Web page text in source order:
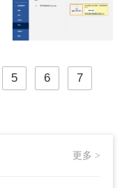
5 6 7
更多 >